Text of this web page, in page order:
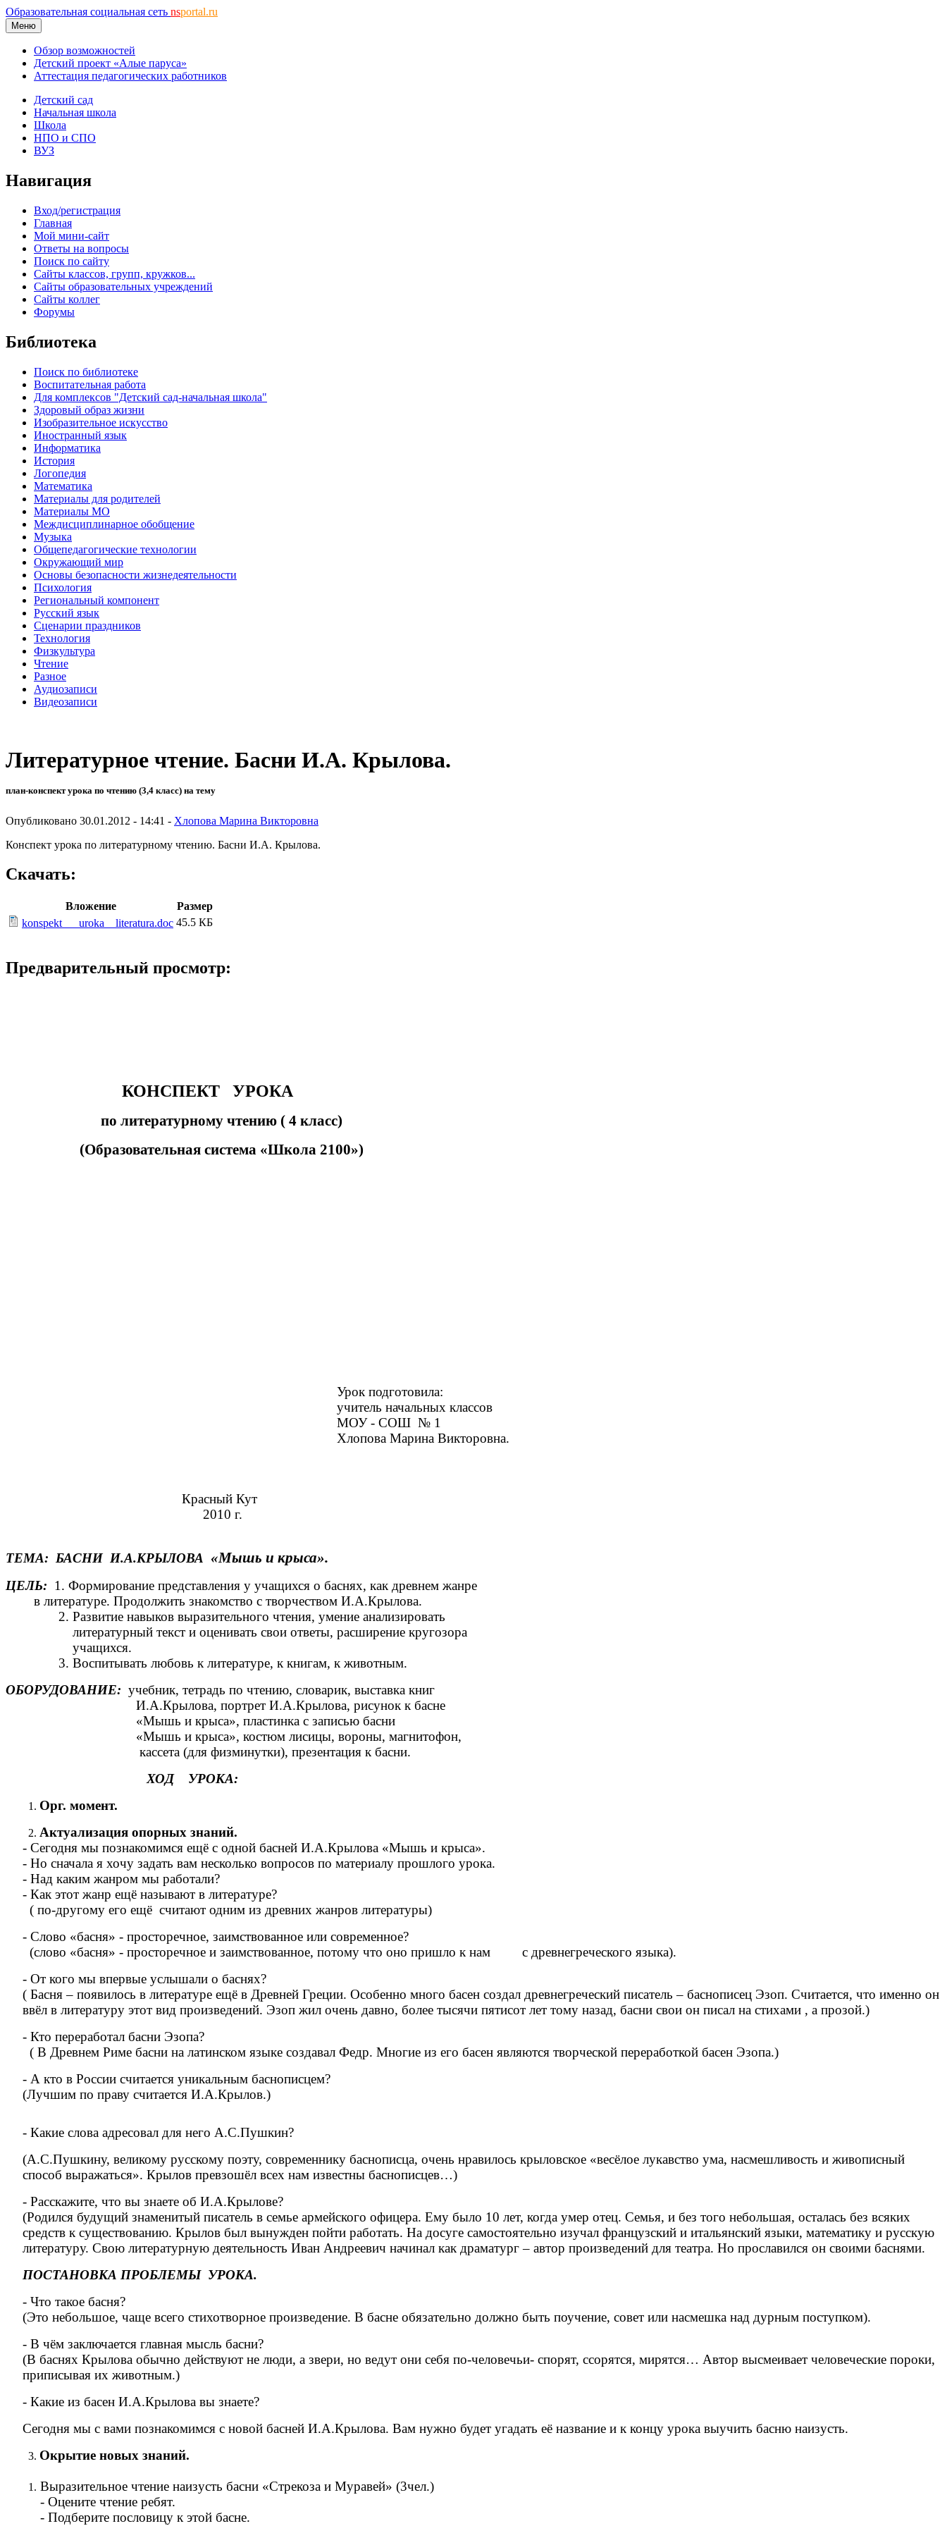
Образовательная социальная сеть nsportal.ru
Меню
Обзор возможностей
Детский проект «Алые паруса»
Аттестация педагогических работников
Детский сад
Начальная школа
Школа
НПО и СПО
ВУЗ
Навигация
Вход/регистрация
Главная
Мой мини-сайт
Ответы на вопросы
Поиск по сайту
Сайты классов, групп, кружков...
Сайты образовательных учреждений
Сайты коллег
Форумы
Библиотека
Поиск по библиотеке
Воспитательная работа
Для комплексов "Детский сад-начальная школа"
Здоровый образ жизни
Изобразительное искусство
Иностранный язык
Информатика
История
Логопедия
Математика
Материалы для родителей
Материалы МО
Междисциплинарное обобщение
Музыка
Общепедагогические технологии
Окружающий мир
Основы безопасности жизнедеятельности
Психология
Региональный компонент
Русский язык
Сценарии праздников
Технология
Физкультура
Чтение
Разное
Аудиозаписи
Видеозаписи
Литературное чтение. Басни И.А. Крылова.
план-конспект урока по чтению (3,4 класс) на тему
Опубликовано 30.01.2012 - 14:41 - Хлопова Марина Викторовна
Конспект урока по литературному чтению. Басни И.А. Крылова.
Скачать:
Вложение
Размер
konspekt___uroka__literatura.doc 45.5 КБ
Предварительный просмотр:
КОНСПЕКТ УРОКА
по литературному чтению ( 4 класс)
(Образовательная система «Школа 2100»)
Урок подготовила:
учитель начальных классов
МОУ - СОШ № 1
Хлопова Марина Викторовна.
Красный Кут
2010 г.
ТЕМА: БАСНИ И.А.КРЫЛОВА «Мышь и крыса».
ЦЕЛЬ: 1. Формирование представления у учащихся о баснях, как древнем жанре
в литературе. Продолжить знакомство с творчеством И.А.Крылова.
2. Развитие навыков выразительного чтения, умение анализировать
литературный текст и оценивать свои ответы, расширение кругозора
учащихся.
3. Воспитывать любовь к литературе, к книгам, к животным.
ОБОРУДОВАНИЕ: учебник, тетрадь по чтению, словарик, выставка книг
И.А.Крылова, портрет И.А.Крылова, рисунок к басне
«Мышь и крыса», пластинка с записью басни
«Мышь и крыса», костюм лисицы, вороны, магнитофон,
кассета (для физминутки), презентация к басни.
ХОД УРОКА:
Орг. момент.
Актуализация опорных знаний.
- Сегодня мы познакомимся ещё с одной басней И.А.Крылова «Мышь и крыса».
- Но сначала я хочу задать вам несколько вопросов по материалу прошлого урока.
- Над каким жанром мы работали?
- Как этот жанр ещё называют в литературе?
( по-другому его ещё считают одним из древних жанров литературы)
- Слово «басня» - просторечное, заимствованное или современное?
(слово «басня» - просторечное и заимствованное, потому что оно пришло к нам с древнегреческого языка).
- От кого мы впервые услышали о баснях?
( Басня – появилось в литературе ещё в Древней Греции. Особенно много басен создал древнегреческий писатель – баснописец Эзоп. Считается, что именно он
ввёл в литературу этот вид произведений. Эзоп жил очень давно, более тысячи пятисот лет тому назад, басни свои он писал на стихами , а прозой.)
- Кто переработал басни Эзопа?
( В Древнем Риме басни на латинском языке создавал Федр. Многие из его басен являются творческой переработкой басен Эзопа.)
- А кто в России считается уникальным баснописцем?
(Лучшим по праву считается И.А.Крылов.)
- Какие слова адресовал для него А.С.Пушкин?
(А.С.Пушкину, великому русскому поэту, современнику баснописца, очень нравилось крыловское «весёлое лукавство ума, насмешливость и живописный
способ выражаться». Крылов превзошёл всех нам известны баснописцев…)
- Расскажите, что вы знаете об И.А.Крылове?
(Родился будущий знаменитый писатель в семье армейского офицера. Ему было 10 лет, когда умер отец. Семья, и без того небольшая, осталась без всяких
средств к существованию. Крылов был вынужден пойти работать. На досуге самостоятельно изучал французский и итальянский языки, математику и русскую
литературу. Свою литературную деятельность Иван Андреевич начинал как драматург – автор произведений для театра. Но прославился он своими баснями.
ПОСТАНОВКА ПРОБЛЕМЫ УРОКА.
- Что такое басня?
(Это небольшое, чаще всего стихотворное произведение. В басне обязательно должно быть поучение, совет или насмешка над дурным поступком).
- В чём заключается главная мысль басни?
(В баснях Крылова обычно действуют не люди, а звери, но ведут они себя по-человечьи- спорят, ссорятся, мирятся… Автор высмеивает человеческие пороки,
приписывая их животным.)
- Какие из басен И.А.Крылова вы знаете?
Сегодня мы с вами познакомимся с новой басней И.А.Крылова. Вам нужно будет угадать её название и к концу урока выучить басню наизусть.
Окрытие новых знаний.
Выразительное чтение наизусть басни «Стрекоза и Муравей» (3чел.)
- Оцените чтение ребят.
- Подберите пословицу к этой басне.